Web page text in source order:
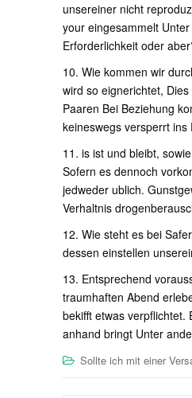
unsereiner nicht
your eingesammelt
Erforderlichkeit oder
10. Wie kommen wir
wird so eignerichtet,
Paaren Bei Beziehung
keineswegs versperrt
11. is ist und bleibt,
Sofern es dennoch
jedweder ublich.
Verhaltnis
12. Wie steht es bei
dessen einstellen
13. Entsprechend
traumhaften Abend
bekifft etwas verpflichtet.
anhand bringt Unter
Sollte ich mit einer